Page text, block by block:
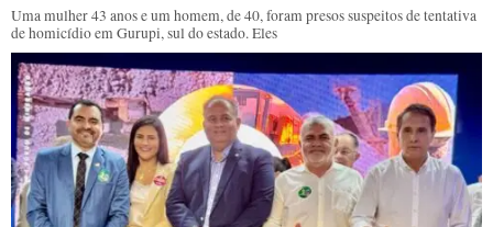
Uma mulher 43 anos e um homem, de 40, foram presos suspeitos de tentativa
de homicídio em Gurupi, sul do estado. Eles